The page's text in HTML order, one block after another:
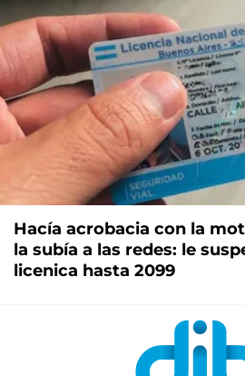
Hacía acrobacia con la
la subía a las redes: le
licenica hasta 2099